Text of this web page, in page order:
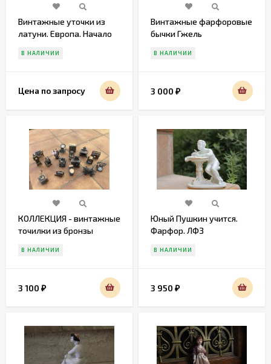
Винтажные уточки из
латуни. Европа. Начало
В НАЛИЧИИ
Цена по запросу
Винтажные фарфоровые
бычки Гжель
В НАЛИЧИИ
3 000 ₽
КОЛЛЕКЦИЯ - винтажные
точилки из бронзы
В НАЛИЧИИ
3 100 ₽
Юный Пушкин учится.
Фарфор. ЛФЗ
В НАЛИЧИИ
3 950 ₽